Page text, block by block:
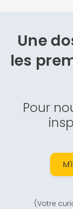
Une
les
Pour
(Votre